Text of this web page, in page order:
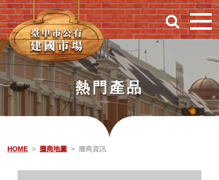
跳到主要內容
熱門產品
HOME 攤商地圖 攤商資訊